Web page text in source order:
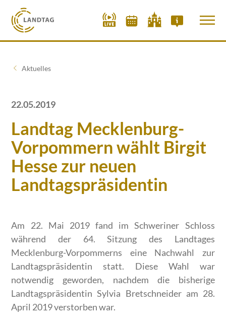
Aktuelles
22.05.2019
Landtag Mecklenburg-
Vorpommern wählt Birgit
Hesse zur neuen
Landtagspräsidentin
Am 22. Mai 2019 fand im Schweriner Schloss
während der 64. Sitzung des Landtages
Mecklenburg-Vorpommerns eine Nachwahl zur
Landtagspräsidentin statt. Diese Wahl war
notwendig geworden, nachdem die bisherige
Landtagspräsidentin Sylvia Bretschneider am 28.
April 2019 verstorben war.